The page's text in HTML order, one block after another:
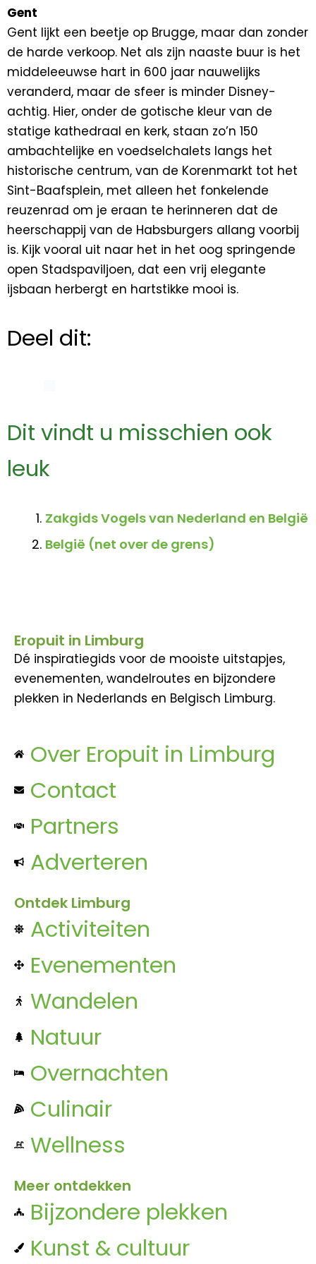
Gent
Gent lijkt een beetje op Brugge, maar dan zonder
de harde verkoop. Net als zijn naaste buur is het
middeleeuwse hart in 600 jaar nauwelijks
veranderd, maar de sfeer is minder Disney-
achtig. Hier, onder de gotische kleur van de
statige kathedraal en kerk, staan ​​zo’n 150
ambachtelijke en voedselchalets langs het
historische centrum, van de Korenmarkt tot het
Sint-Baafsplein, met alleen het fonkelende
reuzenrad om je eraan te herinneren dat de
heerschappij van de Habsburgers allang voorbij
is. Kijk vooral uit naar het in het oog springende
open Stadspaviljoen, dat een vrij elegante
ijsbaan herbergt en hartstikke mooi is.
Deel dit:
Dit vindt u misschien ook
leuk
Zakgids Vogels van Nederland en België
België (net over de grens)
Eropuit in Limburg
Dé inspiratiegids voor de mooiste uitstapjes,
evenementen, wandelroutes en bijzondere
plekken in Nederlands en Belgisch Limburg.
Over Eropuit in Limburg
Contact
Partners
Adverteren
Ontdek Limburg
Activiteiten
Evenementen
Wandelen
Natuur
Overnachten
Culinair
Wellness
Meer ontdekken
Bijzondere plekken
Kunst & cultuur